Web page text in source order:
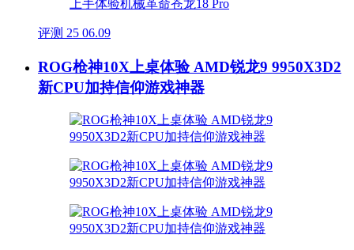
评测 25 06.09
ROG枪神10X上桌体验 AMD锐龙9 9950X3D2
新CPU加持信仰游戏神器